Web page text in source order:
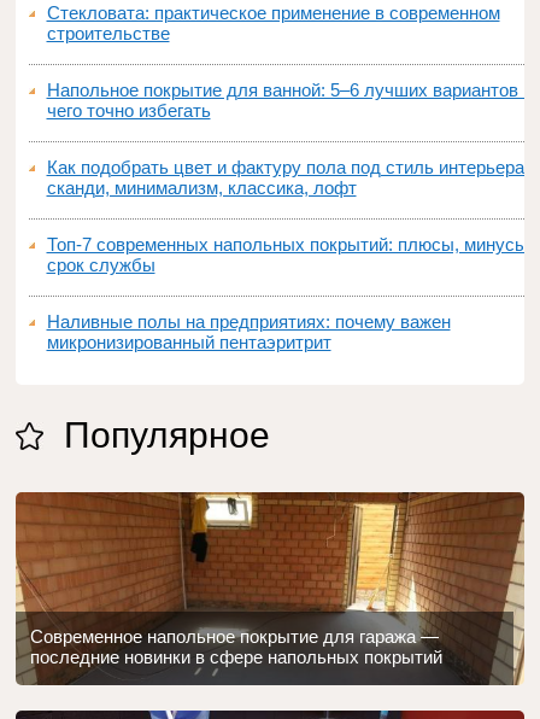
Стекловата: практическое применение в современном
строительстве
Напольное покрытие для ванной: 5–6 лучших вариантов и
чего точно избегать
Как подобрать цвет и фактуру пола под стиль интерьера:
сканди, минимализм, классика, лофт
Топ‑7 современных напольных покрытий: плюсы, минусы,
срок службы
Наливные полы на предприятиях: почему важен
микронизированный пентаэритрит
Популярное
Современное напольное покрытие для гаража —
последние новинки в сфере напольных покрытий